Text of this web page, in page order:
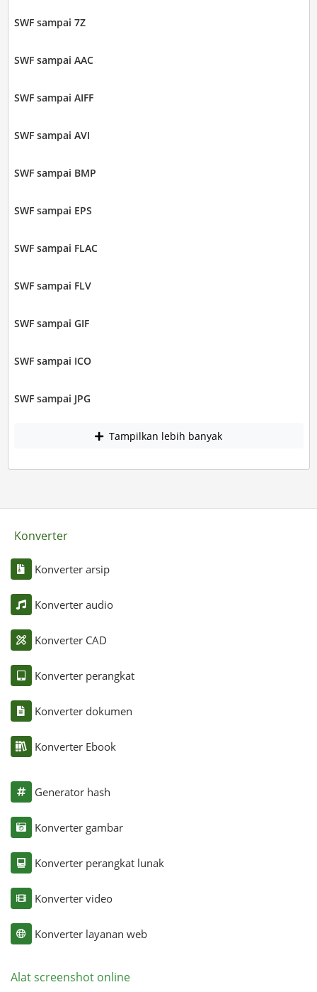
SWF sampai 7Z
SWF sampai AAC
SWF sampai AIFF
SWF sampai AVI
SWF sampai BMP
SWF sampai EPS
SWF sampai FLAC
SWF sampai FLV
SWF sampai GIF
SWF sampai ICO
SWF sampai JPG
Tampilkan lebih banyak
Konverter
Konverter arsip
Konverter audio
Konverter CAD
Konverter perangkat
Konverter dokumen
Konverter Ebook
Generator hash
Konverter gambar
Konverter perangkat lunak
Konverter video
Konverter layanan web
Alat screenshot online